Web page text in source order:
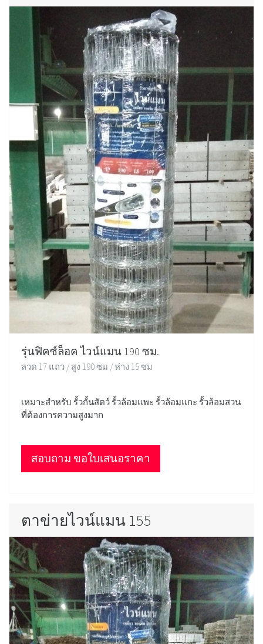
รุ่นฟิคซ์ล็อค ไวน์แมน 190 ซม.
ลวด 17 แถว / สูง 190 ซม / ห่าง 15 ซม
เหมาะสำหรับ รั้วกั้นสัตว์ รั้วล้อมแพะ รั้วล้อมแกะ รั้วล้อมสวน
ที่ต้องการความสูงมาก
สอบถาม ขอใบเสนอราคา
ตาข่ายไวน์แมน 155